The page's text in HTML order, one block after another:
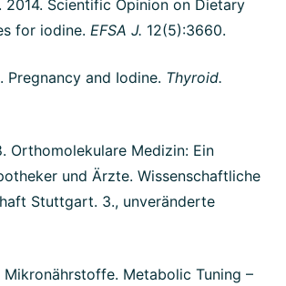
2014. Scientific Opinion on Dietary
for iodine. EFSA J. 12(5):3660.
Pregnancy and Iodine. Thyroid.
Orthomolekulare Medizin: Ein
und Ärzte. Wissenschaftliche
Stuttgart. 3., unveränderte
Mikronährstoffe. Metabolic Tuning –